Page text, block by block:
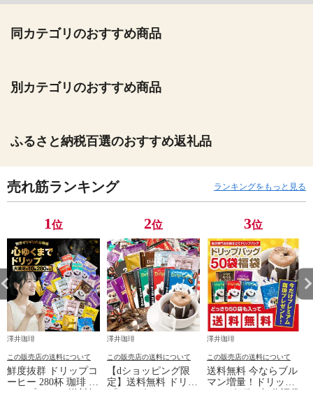
同カテゴリのおすすめ商品
別カテゴリのおすすめ商品
ふるさと納税百選のおすすめ返礼品
売れ筋ランキング ランキングをもっと見る
1位
澤井珈琲
この販売店の送料について
鮮度抜群 ドリップコ
ーヒー 280杯 珈琲 ド
2位
澤井珈琲
この販売店の送料について
【dショッピング限
定】送料無料 ドリッ
3位
澤井珈琲
この販売店の送料について
送料無料 今ならブル
マン増量！ドリップ